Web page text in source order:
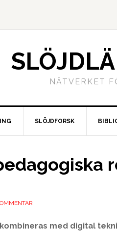
NÄTVERKET
SLÖJDFORSK
med digital